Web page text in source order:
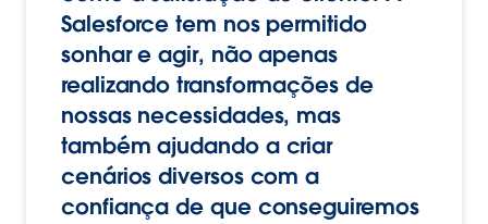
Salesforce tem nos permitido
sonhar e agir, não apenas
realizando transformações de
nossas necessidades, mas
também ajudando a criar
cenários diversos com a
confiança de que conseguiremos